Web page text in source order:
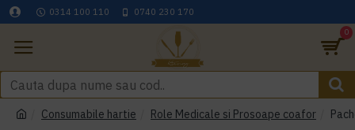
0314 100 110 0740 230 170
0
Consumabile hartie Role Medicale si Prosoape coafor